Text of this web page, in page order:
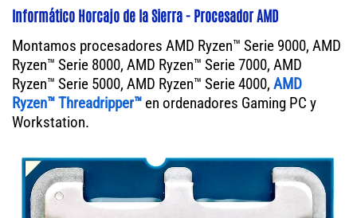
Informático Horcajo de la Sierra - Procesador AMD
Montamos procesadores AMD Ryzen™ Serie 9000, AMD
Ryzen™ Serie 8000, AMD Ryzen™ Serie 7000, AMD
Ryzen™ Serie 5000, AMD Ryzen™ Serie 4000, AMD
Ryzen™ Threadripper™ en ordenadores Gaming PC y
Workstation.